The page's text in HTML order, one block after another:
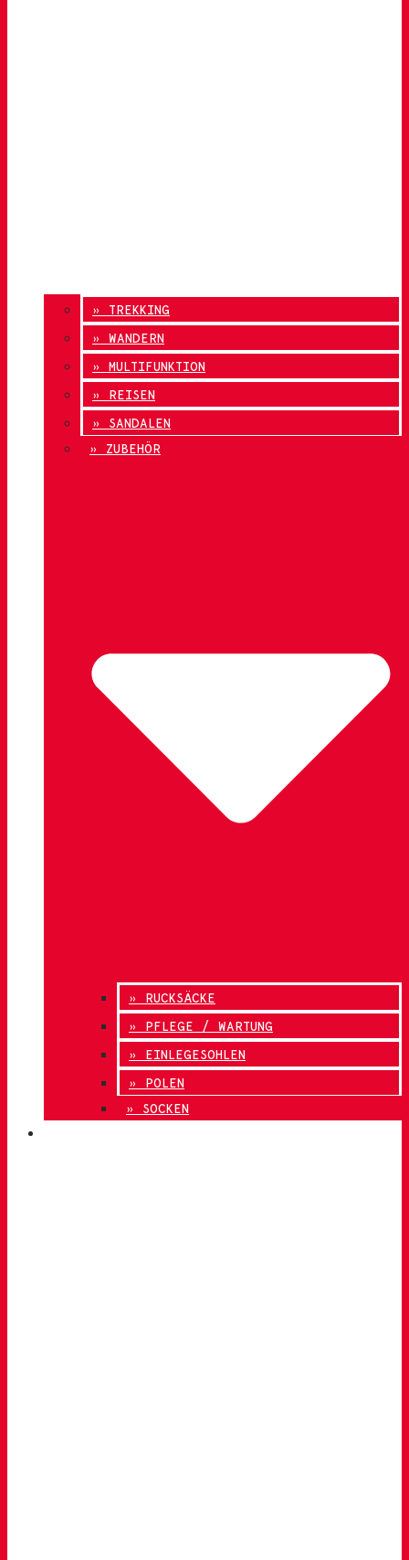
» TREKKING
» WANDERN
» MULTIFUNKTION
» REISEN
» SANDALEN
» ZUBEHÖR
» RUCKSÄCKE
» PFLEGE / WARTUNG
» EINLEGESOHLEN
» POLEN
» SOCKEN